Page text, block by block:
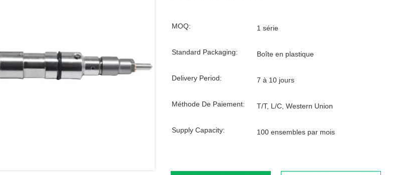
MOQ: 1 série
Standard Packaging: Boîte en plastique
Delivery Period: 7 à 10 jours
Méthode De Paiement: T/T, L/C, Western Union
Supply Capacity: 100 ensembles par mois